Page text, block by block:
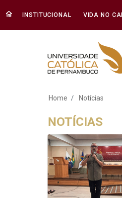
INSTITUCIONAL VIDA NO
Notícias
Home Notícias
NOTÍCIAS